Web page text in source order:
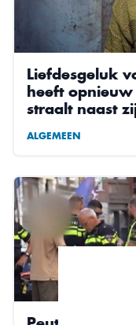
Liefdesgeluk
heeft
straalt naast
ALGEMEEN